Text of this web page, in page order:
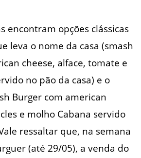
encontram opções clássicas
leva o nome da casa (smash
cheese, alface, tomate e
no pão da casa) e o
Burger com american
e molho Cabana servido
ressaltar que, na semana
(até 29/05), a venda do